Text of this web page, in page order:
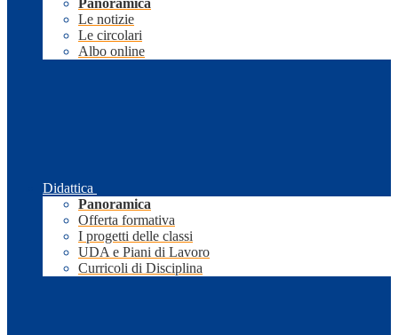
Panoramica
Le notizie
Le circolari
Albo online
Didattica
Panoramica
Offerta formativa
I progetti delle classi
UDA e Piani di Lavoro
Curricoli di Disciplina